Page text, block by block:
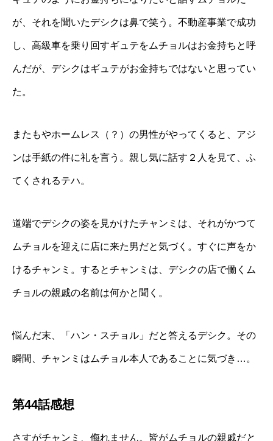
が、それを聞いたデシクは鼻で笑う。不動産事業で成功
し、高級車を乗り回すギュテをムチョルはお金持ちと呼
んだが、デシクはギュテがお金持ちではないと思ってい
た。
またもやホームレス（？）の男性がやってくると、アジ
ンは手紙の件に礼を言う。親し気に話す２人を見て、ふ
てくされるテハ。
道端でデシクの姿を見かけたチャンミは、それがかつて
ムチョルを迎えに店に来た男だと気づく。すぐに声をか
けるチャンミ。するとチャンミは、デシクの店で働くム
チョルの親戚の名前は何かと聞く。
悩んだ末、「ハン・スチョル」だと答えるデシク。その
瞬間、チャンミはムチョル本人であることに気づき…。
第44話感想
さすがチャンミ、侮れません。皆がムチョルの親戚だと